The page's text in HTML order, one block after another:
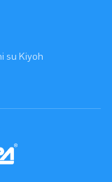
su Kiyoh